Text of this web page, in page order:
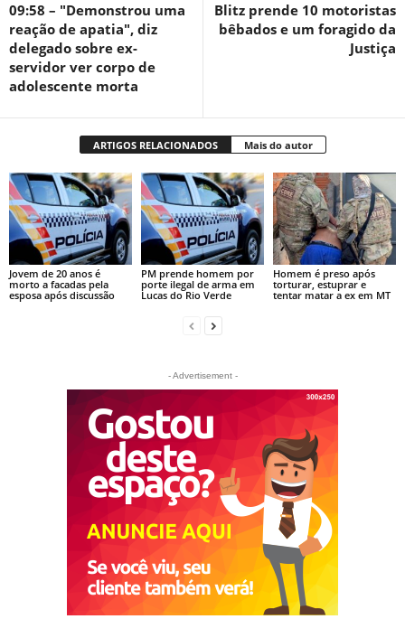
09:58 – "Demonstrou uma
reação de apatia", diz
delegado sobre ex-
servidor ver corpo de
adolescente morta
Blitz prende 10 motoristas
bêbados e um foragido da
Justiça
ARTIGOS RELACIONADOS Mais do autor
Jovem de 20 anos é
morto a facadas pela
esposa após discussão
PM prende homem por
porte ilegal de arma em
Lucas do Rio Verde
Homem é preso após
torturar, estuprar e
tentar matar a ex em MT
- Advertisement -